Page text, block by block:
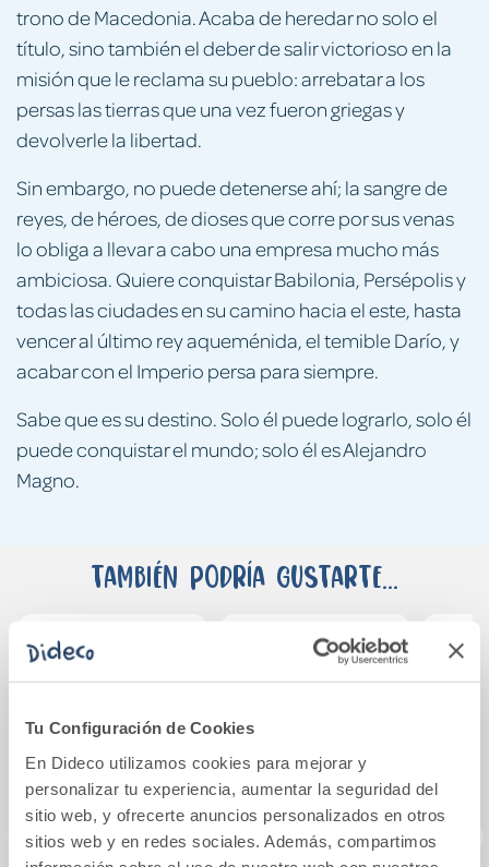
Tu Configuración de Cookies
En Dideco utilizamos cookies para mejorar y
personalizar tu experiencia, aumentar la seguridad del
sitio web, y ofrecerte anuncios personalizados en otros
sitios web y en redes sociales. Además, compartimos
trono de Macedonia. Acaba de heredar no solo el
título, sino también el deber de salir victorioso en la
misión que le reclama su pueblo: arrebatar a los
persas las tierras que una vez fueron griegas y
devolverle la libertad.
Sin embargo, no puede detenerse ahí; la sangre de
reyes, de héroes, de dioses que corre por sus venas
lo obliga a llevar a cabo una empresa mucho más
ambiciosa. Quiere conquistar Babilonia, Persépolis y
todas las ciudades en su camino hacia el este, hasta
vencer al último rey aqueménida, el temible Darío, y
acabar con el Imperio persa para siempre.
Sabe que es su destino. Solo él puede lograrlo, solo él
puede conquistar el mundo; solo él es Alejandro
Magno.
También podría gustarte...